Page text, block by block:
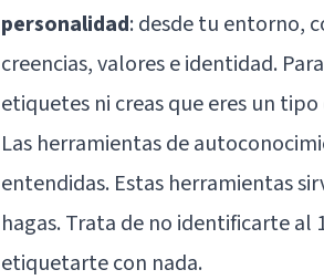
personalidad: desde tu entorno,
creencias, valores e identidad.
etiquetes ni creas que eres un
Las herramientas de
entendidas. Estas herramientas
hagas. Trata de no identificarte al
etiquetarte con nada.